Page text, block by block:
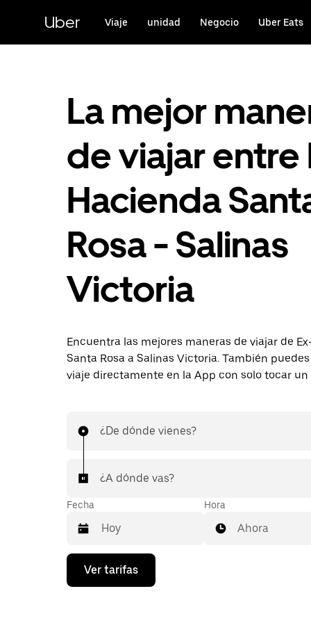
contenido
principal
Uber Viaje unidad Negocio Uber Eats
La mejor
de viajar entre
Hacienda
Rosa - Salinas
Victoria
Encuentra las mejores maneras de viajar de
Santa Rosa a Salinas Victoria. También
viaje directamente en la App con solo tocar un
¿De dónde vienes?
¿A dónde vas?
Fecha
Presiona
flecha
Hora
Ahora
Ver tarifas